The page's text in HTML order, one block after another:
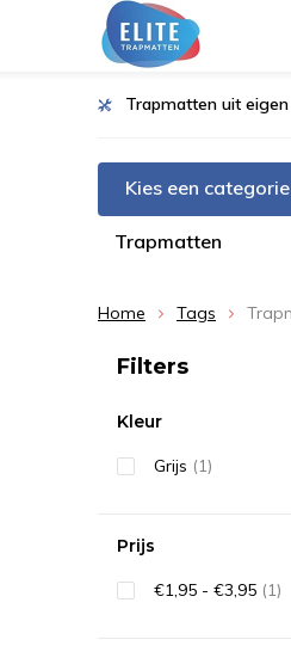
Trapmatten uit
Kies een categorie
Trapmatten
Home Tags
Sorteren op:
Filters
Kleur
Grijs (1)
Prijs
€1,95 - €3,95 (1)